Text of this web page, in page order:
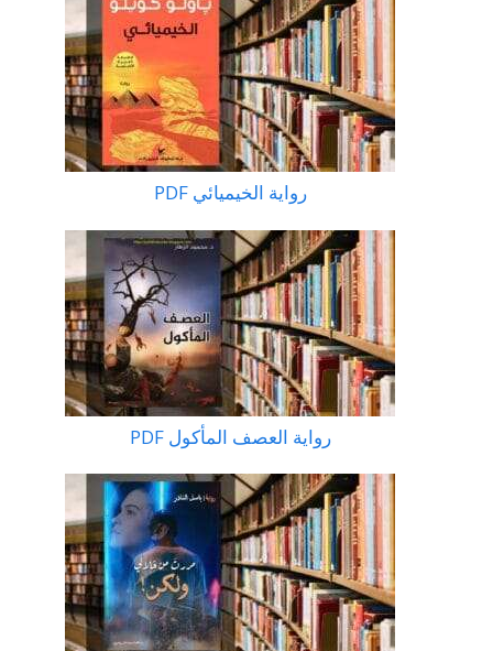
رواية الخيميائي PDF
رواية العصف المأكول PDF